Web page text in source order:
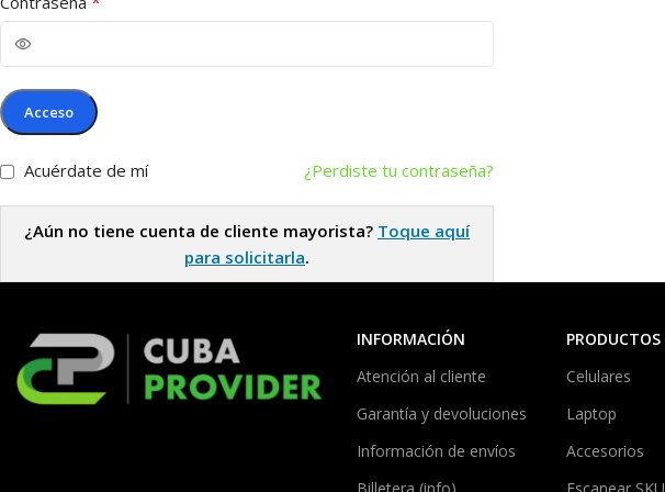
Acceso
¿Perdiste tu contraseña?
Acuérdate de mí
¿Aún no tiene cuenta de cliente mayorista? Toque aquí
para solicitarla.
INFORMACIÓN
Atención al cliente
Garantía y devoluciones
Información de envíos
PRODUCTOS
Celulares
Laptop
Accesorios